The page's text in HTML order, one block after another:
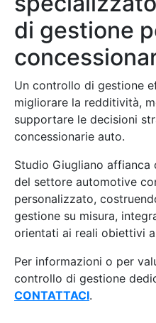
di gestione
Un controllo di gestione
migliorare la redditività,
supportare le decisioni
concessionarie auto.
Studio Giugliano affianca
del settore automotive
personalizzato,
gestione su misura,
orientati ai reali obiettivi
Per informazioni o per
controllo di gestione
CONTATTACI.